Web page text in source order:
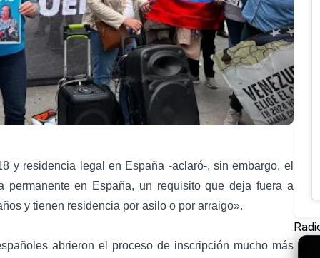
y residencia legal en España -aclaró-, sin embargo, el
permanente en España, un requisito que deja fuera a
y tienen residencia por asilo o por arraigo».
abrieron el proceso de inscripción mucho más